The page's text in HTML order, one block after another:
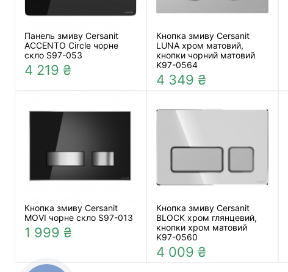
Панель змиву Cersanit
ACCENTO Circle чорне
скло S97-053
4 219 ₴
Кнопка змиву Cersanit
LUNA хром матовий,
кнопки чорний матовий
K97-0564
4 349 ₴
Кнопка змиву Cersanit
MOVI чорне скло S97-013
1 999 ₴
Кнопка змиву Cersanit
BLOCK хром глянцевий,
кнопки хром матовий
K97-0560
4 009 ₴